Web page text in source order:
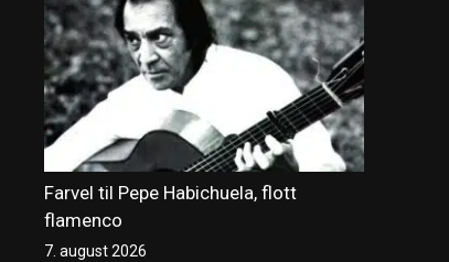
Farvel til Pepe Habichuela, flott
flamenco
7. august 2026